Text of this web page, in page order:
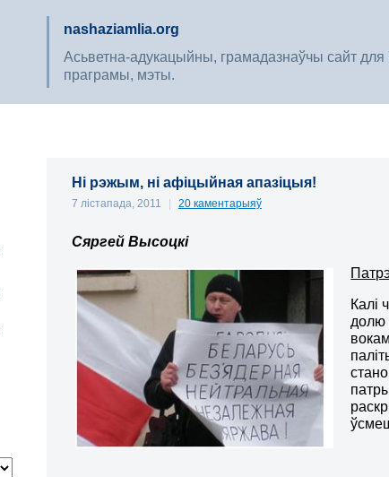
nashaziamlia.org
Асьветна-адукацыйны, грамадазнаўчы сайт для
праграмы, мэты.
Ні рэжым, ні афіцыйная апазіцыя!
7 лістапада, 2011 | 20 каментарыяў
Сяргей Высоцкі
Калі
долю